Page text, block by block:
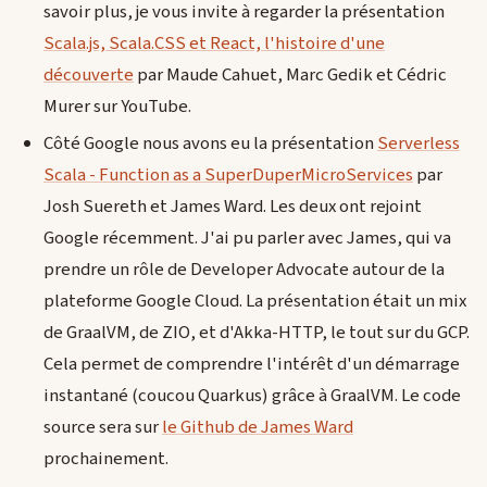
savoir plus, je vous invite à regarder la présentation
Scala.js, Scala.CSS et React, l'histoire d'une
découvertepar Maude Cahuet, Marc Gedik et Cédric
Murer sur YouTube.
Côté Google nous avons eu la présentationServerless
Scala - Function as a SuperDuperMicroServicespar
Josh Suereth et James Ward. Les deux ont rejoint
Google récemment. J'ai pu parler avec James, qui va
prendre un rôle de Developer Advocate autour de la
plateforme Google Cloud. La présentation était un mix
de GraalVM, de ZIO, et d'Akka-HTTP, le tout sur du GCP.
Cela permet de comprendre l'intérêt d'un démarrage
instantané (coucou Quarkus) grâce à GraalVM. Le code
source sera surle Github de James Ward
prochainement.